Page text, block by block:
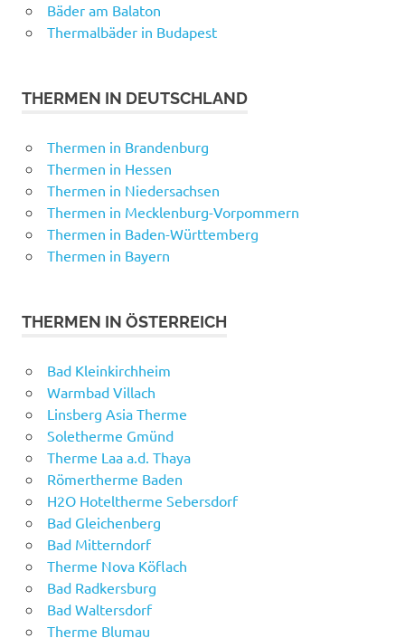
Bäder am Balaton
Thermalbäder in Budapest
THERMEN IN DEUTSCHLAND
Thermen in Brandenburg
Thermen in Hessen
Thermen in Niedersachsen
Thermen in Mecklenburg-Vorpommern
Thermen in Baden-Württemberg
Thermen in Bayern
THERMEN IN ÖSTERREICH
Bad Kleinkirchheim
Warmbad Villach
Linsberg Asia Therme
Soletherme Gmünd
Therme Laa a.d. Thaya
Römertherme Baden
H2O Hoteltherme Sebersdorf
Bad Gleichenberg
Bad Mitterndorf
Therme Nova Köflach
Bad Radkersburg
Bad Waltersdorf
Therme Blumau